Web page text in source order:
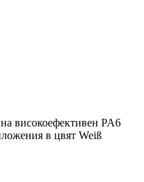
високоефективен PA6
в цвят Weiß